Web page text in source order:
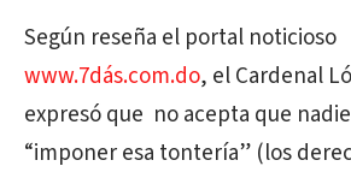
Según reseña el portal noticioso
www.7dás.com.do, el Cardenal
expresó que no acepta que
“imponer esa tontería” (los